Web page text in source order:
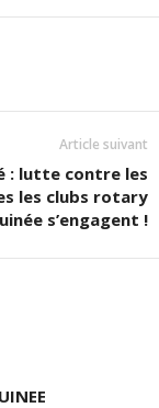
Article suivant
: lutte contre les
les clubs rotary
s’engagent !